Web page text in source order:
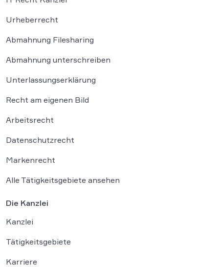
Urheberrecht
Abmahnung Filesharing
Abmahnung unterschreiben
Unterlassungserklärung
Recht am eigenen Bild
Arbeitsrecht
Datenschutzrecht
Markenrecht
Alle Tätigkeitsgebiete ansehen
Die Kanzlei
Kanzlei
Tätigkeitsgebiete
Karriere